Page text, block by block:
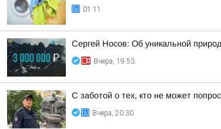
01:11
Сергей Носов: Об уникальной
Вчера, 19:53
С заботой о тех, кто не может
Вчера, 20:30